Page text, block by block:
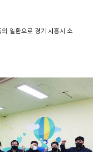
일환으로 경기 시흥시 소